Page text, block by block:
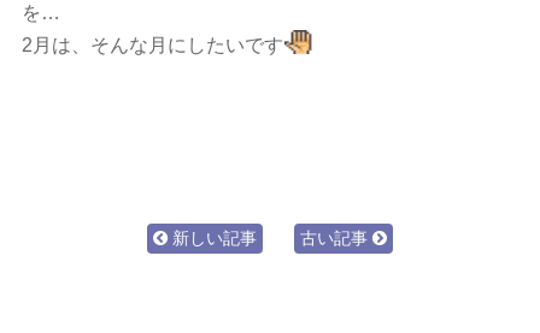
を…
2月は、そんな月にしたいです
新しい記事 古い記事